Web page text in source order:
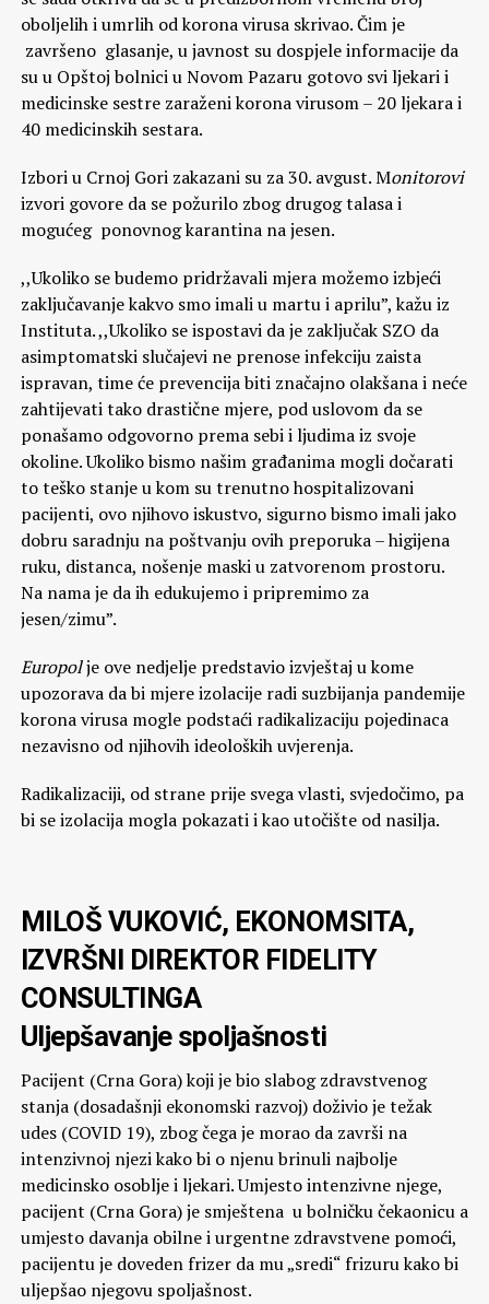
oboljelih i umrlih od korona virusa skrivao. Čim je
završeno glasanje, u javnost su dospjele informacije da
su u Opštoj bolnici u Novom Pazaru gotovo svi ljekari i
medicinske sestre zaraženi korona virusom – 20 ljekara i
40 medicinskih sestara.
Izbori u Crnoj Gori zakazani su za 30. avgust. Monitorovi
izvori govore da se požurilo zbog drugog talasa i
mogućeg ponovnog karantina na jesen.
,,Ukoliko se budemo pridržavali mjera možemo izbjeći
zaključavanje kakvo smo imali u martu i aprilu”, kažu iz
Instituta. ,,Ukoliko se ispostavi da je zaključak SZO da
asimptomatski slučajevi ne prenose infekciju zaista
ispravan, time će prevencija biti značajno olakšana i neće
zahtijevati tako drastične mjere, pod uslovom da se
ponašamo odgovorno prema sebi i ljudima iz svoje
okoline. Ukoliko bismo našim građanima mogli dočarati
to teško stanje u kom su trenutno hospitalizovani
pacijenti, ovo njihovo iskustvo, sigurno bismo imali jako
dobru saradnju na poštvanju ovih preporuka – higijena
ruku, distanca, nošenje maski u zatvorenom prostoru.
Na nama je da ih edukujemo i pripremimo za
jesen/zimu”.
Europolje ove nedjelje predstavio izvještaj u kome
upozorava da bi mjere izolacije radi suzbijanja pandemije
korona virusa mogle podstaći radikalizaciju pojedinaca
nezavisno od njihovih ideoloških uvjerenja.
Radikalizaciji, od strane prije svega vlasti, svjedočimo, pa
bi se izolacija mogla pokazati i kao utočište od nasilja.
MILOŠ VUKOVIĆ, EKONOMSITA,
IZVRŠNI DIREKTOR FIDELITY
CONSULTINGA
Uljepšavanje spoljašnosti
Pacijent (Crna Gora) koji je bio slabog zdravstvenog
stanja (dosadašnji ekonomski razvoj) doživio je težak
udes (COVID 19), zbog čega je morao da završi na
intenzivnoj njezi kako bi o njenu brinuli najbolje
medicinsko osoblje i ljekari. Umjesto intenzivne njege,
pacijent (Crna Gora) je smještena u bolničku čekaonicu a
umjesto davanja obilne i urgentne zdravstvene pomoći,
pacijentu je doveden frizer da mu „sredi“ frizuru kako bi
uljepšao njegovu spoljašnost.